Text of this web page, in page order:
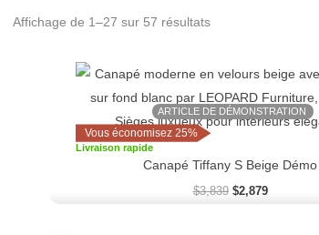
Affichage de 1–27 sur 57 résultats
Vous économisez 25%
ARTICLE DE DÉMONSTRATION
Livraison rapide
Canapé Tiffany S Beige Démo
$3,839
Le
initial
était :
$3,839.
$2,879
Le
prix
actuel
est :
$2,879.